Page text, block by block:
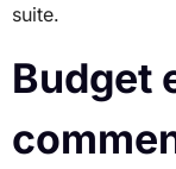
suite.
Budget